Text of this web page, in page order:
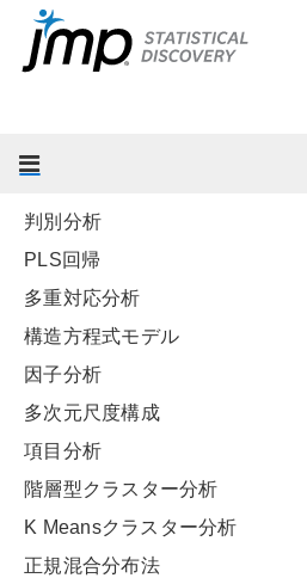
予測モデルおよび発展的なモデル
多変量分析
判別分析
PLS回帰
多重対応分析
構造方程式モデル
因子分析
多次元尺度構成
項目分析
階層型クラスター分析
K Meansクラスター分析
正規混合分布法